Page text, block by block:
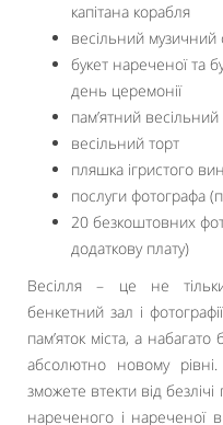
капітана корабля
весільний музичний
букет нареченої та
день церемонії
пам’ятний
весільний торт
пляшка ігристого
послуги фотографа
20 безкоштовних
додаткову плату)
Весілля – це не
бенкетний зал і
пам’яток міста, а
абсолютно новому
зможете втекти від
нареченого і нареченої